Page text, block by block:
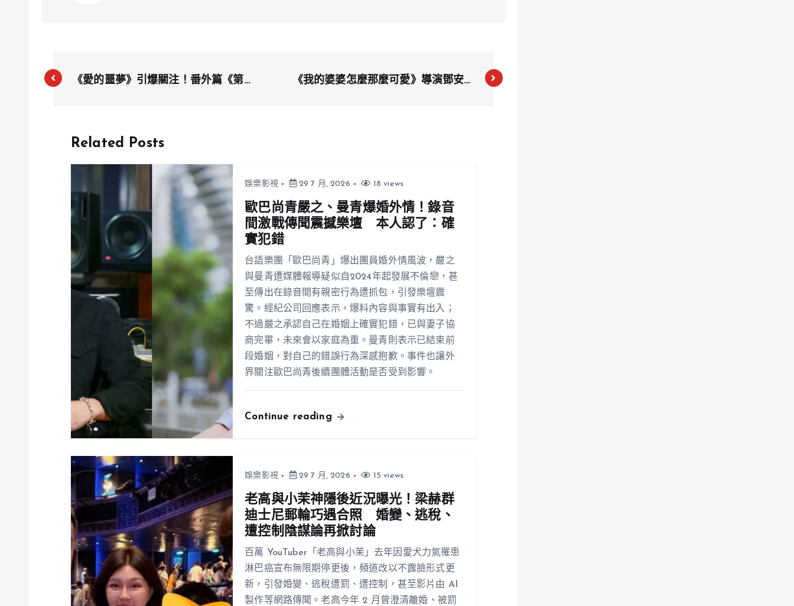
《愛的噩夢》引爆關注！番外篇《第六
《我的婆婆怎麼那麼可愛》導演鄧安寧
Related Posts
娛樂影視 29 7 月, 2026 18 views
歐巴尚青嚴之、曼青爆婚外情！錄音
間激戰傳聞震撼樂壇 本人認了：確
實犯錯
台語樂團「歐巴尚青」爆出團員婚外情風波，嚴之
與曼青遭媒體報導疑似自2024年起發展不倫戀，甚
至傳出在錄音間有親密行為遭抓包，引發樂壇震
驚。經紀公司回應表示，爆料內容與事實有出入；
不過嚴之承認自己在婚姻上確實犯錯，已與妻子協
商完畢，未來會以家庭為重。曼青則表示已結束前
段婚姻，對自己的錯誤行為深感抱歉。事件也讓外
界關注歐巴尚青後續團體活動是否受到影響。
Continue reading
娛樂影視 29 7 月, 2026 15 views
老高與小茉神隱後近況曝光！梁赫群
迪士尼郵輪巧遇合照 婚變、逃稅、
遭控制陰謀論再掀討論
百萬 YouTuber「老高與小茉」去年因愛犬力氣罹患
淋巴癌宣布無限期停更後，頻道改以不露臉形式更
新，引發婚變、逃稅遭罰、遭控制，甚至影片由 AI
製作等網路傳聞。老高今年 2 月曾澄清離婚、被罰